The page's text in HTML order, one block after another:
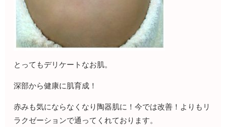
とってもデリケートなお肌。
深部から健康に肌育成！
赤みも気にならなくなり陶器肌に！今では改善！よりもリ
ラクゼーションで通ってくれております。